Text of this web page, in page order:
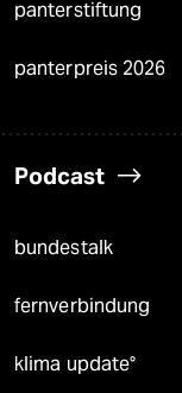
panterstiftung
panterpreis 2026
Podcast
bundestalk
fernverbindung
klima update°